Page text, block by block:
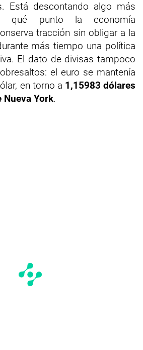
Está descontando algo más
qué punto la economía
tracción sin obligar a la
más tiempo una política
El dato de divisas tampoco
el euro se mantenía
en torno a 1,15983 dólares
Nueva York.